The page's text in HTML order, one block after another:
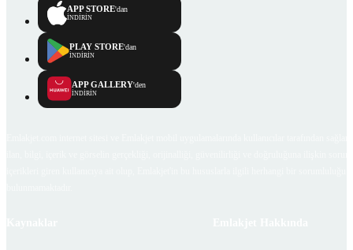
APP STORE'dan
İNDİRİN
PLAY STORE'dan
İNDİRİN
APP GALLERY'den
İNDİRİN